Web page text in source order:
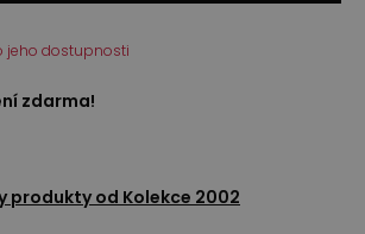
jeho dostupnosti
zdarma!
produkty od Kolekce 2002